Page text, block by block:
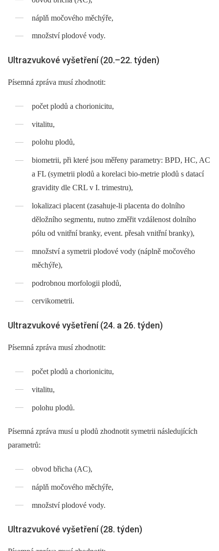
náplň močového měchýře,
množství plodové vody.
Ultrazvukové vyšetření (20.–22. týden)
Písemná zpráva musí zhodnotit:
počet plodů a chorionicitu,
vitalitu,
polohu plodů,
biometrii, při které jsou měřeny parametry: BPD, HC, AC
a FL (symetrii plodů a korelaci bio-metrie plodů s datací
gravidity dle CRL v I. trimestru),
lokalizaci placent (zasahuje-li placenta do dolního
děložního segmentu, nutno změřit vzdálenost dolního
pólu od vnitřní branky, event. přesah vnitřní branky),
množství a symetrii plodové vody (náplně močového
měchýře),
podrobnou morfologii plodů,
cervikometrii.
Ultrazvukové vyšetření (24. a 26. týden)
Písemná zpráva musí zhodnotit:
počet plodů a chorionicitu,
vitalitu,
polohu plodů.
Písemná zpráva musí u plodů zhodnotit symetrii následujících
parametrů:
obvod břicha (AC),
náplň močového měchýře,
množství plodové vody.
Ultrazvukové vyšetření (28. týden)